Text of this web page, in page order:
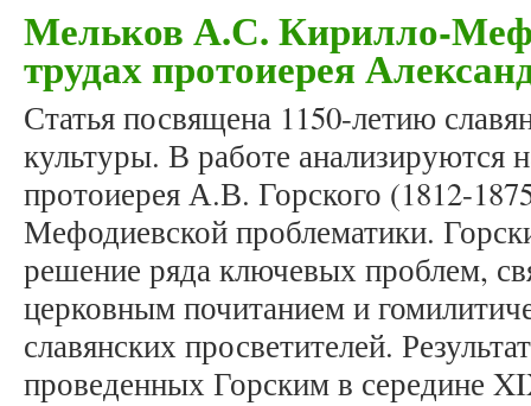
Мельков А.С. Кирилло-
трудах протоиерея
Статья посвящена 1150-летию
культуры. В работе анализируются
протоиерея А.В. Горского (1812-
Мефодиевской проблематики.
решение ряда ключевых проблем,
церковным почитанием и
славянских просветителей.
проведенных Горским в середине